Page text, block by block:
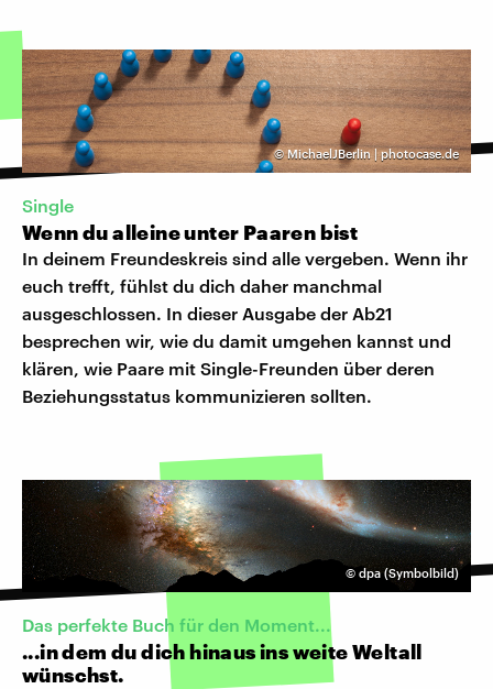
©MichaelJBerlin | photocase.de
Single
Wenn du alleine unter Paaren bist
In deinem Freundeskreis sind alle vergeben. Wenn ihr
euch trefft, fühlst du dich daher manchmal
ausgeschlossen. In dieser Ausgabe der Ab21
besprechen wir, wie du damit umgehen kannst und
klären, wie Paare mit Single-Freunden über deren
Beziehungsstatus kommunizieren sollten.
© dpa (Symbolbild)
Das perfekte Buch für den Moment...
...in dem du dich hinaus ins weite Weltall
wünschst.